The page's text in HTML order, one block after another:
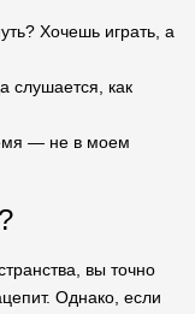
Хочешь играть, а
слушается, как
— не в моем
вы точно
Однако, если